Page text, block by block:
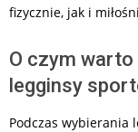
fizycznie, jak i
O czym
legginsy
Podczas wybierania